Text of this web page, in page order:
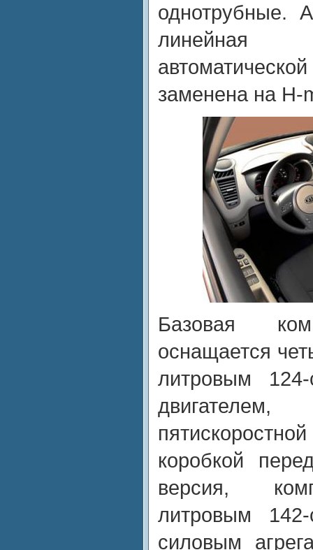
однотрубные.
линейная
заменена на H-
Базовая
оснащается
литровым
двигателем,
коробкой
версия,
литровым
силовым